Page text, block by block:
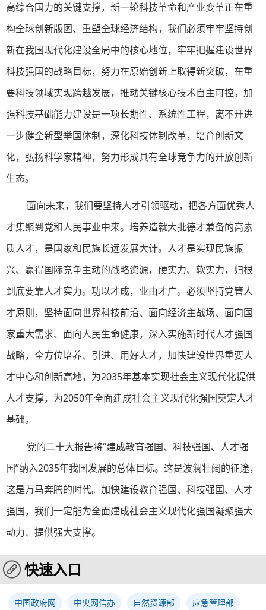
高综合国力的关键支撑，新一轮科技革命和产业变革正在重
构全球创新版图、重塑全球经济结构，我们必须牢牢坚持创
新在我国现代化建设全局中的核心地位，牢牢把握建设世界
科技强国的战略目标，努力在原始创新上取得新突破，在重
要科技领域实现跨越发展，推动关键核心技术自主可控。加
强科技基础能力建设是一项长期性、系统性工程，离不开进
一步健全新型举国体制，深化科技体制改革，培育创新文
化，弘扬科学家精神，努力形成具有全球竞争力的开放创新
生态。
面向未来，我们要坚持人才引领驱动，把各方面优秀人
才集聚到党和人民事业中来。培养造就大批德才兼备的高素
质人才，是国家和民族长远发展大计。人才是实现民族振
兴、赢得国际竞争主动的战略资源，硬实力、软实力，归根
到底要靠人才实力。功以才成，业由才广。必须坚持党管人
才原则，坚持面向世界科技前沿、面向经济主战场、面向国
家重大需求、面向人民生命健康，深入实施新时代人才强国
战略，全方位培养、引进、用好人才，加快建设世界重要人
才中心和创新高地，为2035年基本实现社会主义现代化提供
人才支撑，为2050年全面建成社会主义现代化强国奠定人才
基础。
党的二十大报告将“建成教育强国、科技强国、人才强
国”纳入2035年我国发展的总体目标。这是波澜壮阔的征途，
这是万马奔腾的时代。加快建设教育强国、科技强国、人才
强国，我们一定能为全面建成社会主义现代化强国凝聚强大
动力、提供强大支撑。
快速入口
中国政府网 中央网信办 自然资源部 应急管理部